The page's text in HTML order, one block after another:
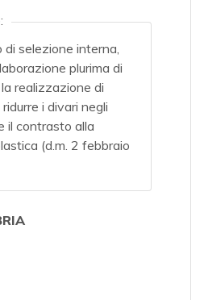
selezione interna,
plurima di
realizzazione di
i divari negli
il contrasto alla
(d.m. 2 febbraio